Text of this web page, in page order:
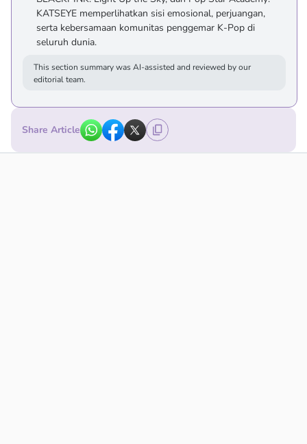
KATSEYE memperlihatkan sisi emosional, perjuangan,
serta kebersamaan komunitas penggemar K-Pop di
seluruh dunia.
This section summary was AI-assisted and reviewed by our
editorial team.
Share Article